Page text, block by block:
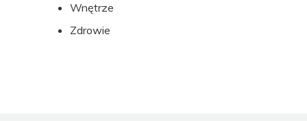
Wnętrze
Zdrowie